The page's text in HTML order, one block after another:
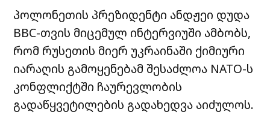
პოლონეთის პრეზიდენტი ანდჟეი დუდა
BBC-თვის მიცემულ ინტერვიუში ამბობს,
რომ რუსეთის მიერ უკრაინაში ქიმიური
იარაღის გამოყენებამ შესაძლოა NATO-ს
კონფლიქტში ჩაურევლობის
გადაწყვეტილების გადახედვა აიძულოს.